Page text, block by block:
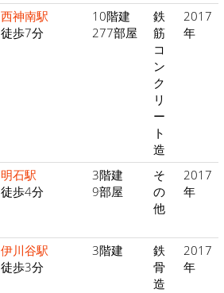
西神南駅
徒歩7分
10階建
277部屋
鉄
筋
コ
ン
ク
リ
ー
ト
造
2017
年
明石駅
徒歩4分
3階建
9部屋
そ
の
他
2017
年
伊川谷駅
徒歩3分
3階建
鉄
骨
造
2017
年